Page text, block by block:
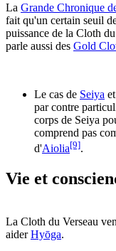
La Grande Chronique
fait qu'un certain seuil
puissance de la Cloth
parle aussi des Gold
Le cas de Seiya
par contre
corps de Seiya
comprend pas
d'Aiolia[9].
Vie et
La Cloth du Verseau
aiderHyōga.